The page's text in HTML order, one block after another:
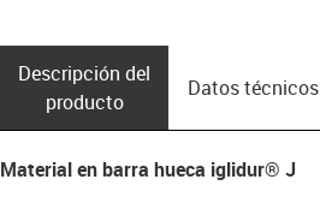
Descripción del
producto
Datos técnicos
Material en barra hueca iglidur® J